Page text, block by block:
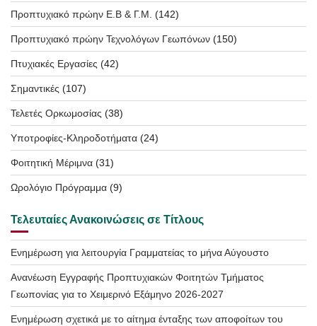
Προπτυχιακό πρώην Ε.Β & Γ.Μ. (142)
Προπτυχιακό πρώην Τεχνολόγων Γεωπόνων (150)
Πτυχιακές Εργασίες (42)
Σημαντικές (107)
Τελετές Ορκωμοσίας (38)
Υποτροφίες-Κληροδοτήματα (24)
Φοιτητική Μέριμνα (31)
Ωρολόγιο Πρόγραμμα (9)
Τελευταίες Ανακοινώσεις σε Τίτλους
Ενημέρωση για λειτουργία Γραμματείας το μήνα Αύγουστο
Ανανέωση Εγγραφής Προπτυχιακών Φοιτητών Τμήματος
Γεωπονίας για το Χειμερινό Εξάμηνο 2026-2027
Ενημέρωση σχετικά με το αίτημα ένταξης των αποφοίτων του